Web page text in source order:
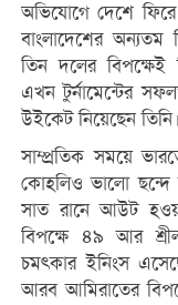
অভিযোগে দেশে
বাংলাদেশের অন্যতম
তিন দলের
এখন টুর্নামেন্টের
উইকেট নিয়েছেন তিনি।
সাম্প্রতিক সময়ে
কোহলিও ভালো ছন্দে
সাত রানে আউট
বিপক্ষে ৪৯ আর
চমৎকার ইনিংস
আরব আমিরাতের